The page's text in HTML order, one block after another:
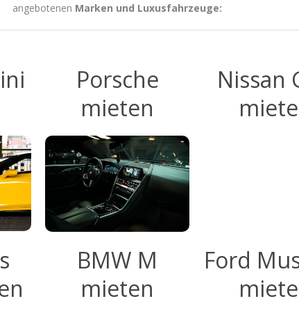
angebotenen Marken und Luxusfahrzeuge:
Porsche
mieten
Nissan
BMW M
mieten
Ford